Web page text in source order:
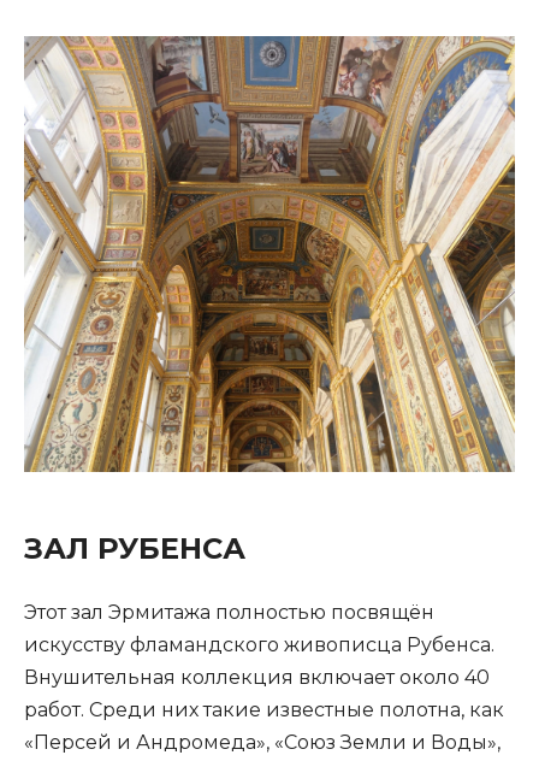
ЗАЛ РУБЕНСА
Этот зал Эрмитажа полностью посвящён
искусству фламандского живописца Рубенса.
Внушительная коллекция включает около 40
работ. Среди них такие известные полотна, как
«Персей и Андромеда», «Союз Земли и Воды»,